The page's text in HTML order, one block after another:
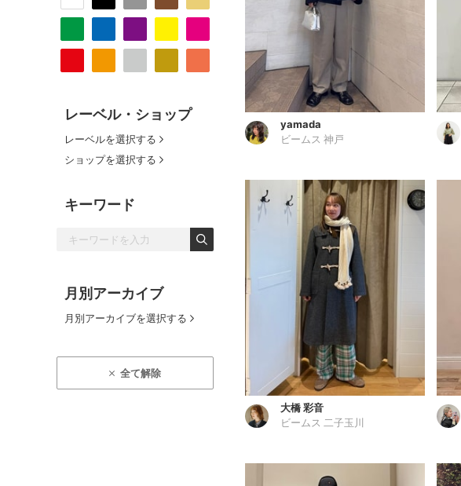
レーベル・ショップ
レーベルを選択する
ショップを選択する
キーワード
月別アーカイブ
月別アーカイブを選択する
全て解除
yamada
ビームス 神戸
大橋 彩音
ビームス 二子玉川